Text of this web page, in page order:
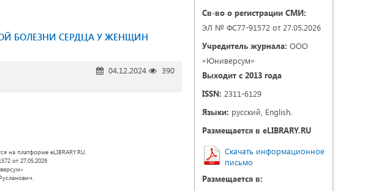
БОЛЕЗНИ СЕРДЦА У ЖЕНЩИН
04.12.2024
390
на платформе eLIBRARY.RU.
от 27.05.2026
Св-во о регистрации СМИ:
ЭЛ № ФС77-91572 от 27.05.2026
Учредитель журнала: ООО
«Юниверсум»
Выходит с 2013 года
ISSN: 2311-6129
Языки: русский, English.
Размещается в eLIBRARY.RU
Скачать информационное
письмо
Размещается в: